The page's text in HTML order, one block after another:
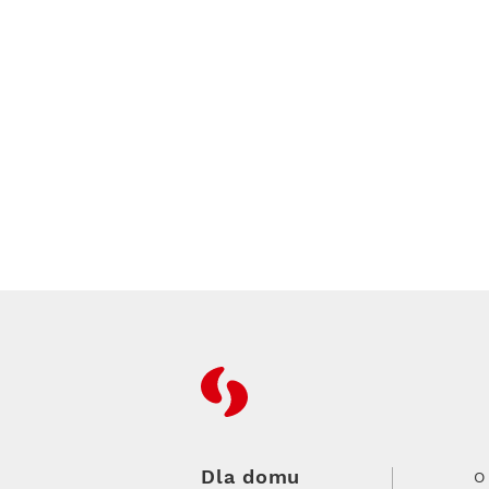
RFC
Dla domu